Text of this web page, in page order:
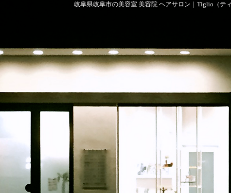
岐阜県岐阜市の美容室 美容院 ヘアサロン｜Tiglio（ティ